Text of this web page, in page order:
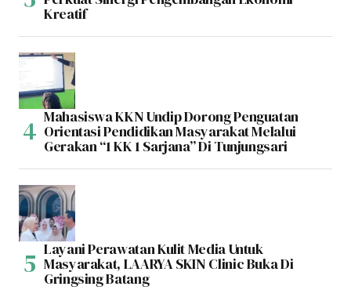
Kreatif
Mahasiswa KKN Undip Dorong Penguatan
Orientasi Pendidikan Masyarakat Melalui
Gerakan “1 KK 1 Sarjana” Di Tunjungsari
Layani Perawatan Kulit Media Untuk
Masyarakat, LAARYA SKIN Clinic Buka Di
Gringsing Batang